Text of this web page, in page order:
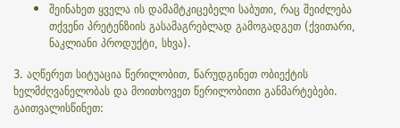
შეინახეთ ყველა ის დამამტკიცებელი საბუთი, რაც შეიძლება
თქვენი პრეტენზიის გასამაგრებლად გამოგადგეთ (ქვითარი,
ნაკლიანი პროდუქტი, სხვა).
3. აღწერეთ სიტუაცია წერილობით, წარუდგინეთ ობიექტის
ხელმძღვანელობას და მოითხოვეთ წერილობითი განმარტებები.
გაითვალისწინეთ: